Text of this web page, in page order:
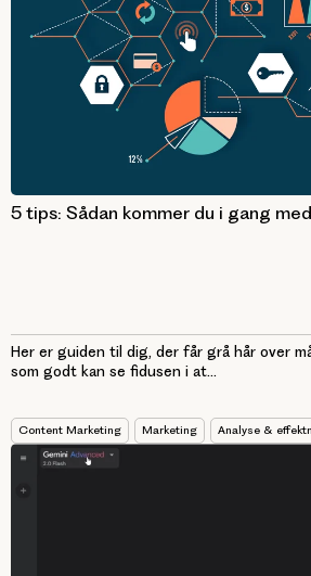
5 tips: Sådan kommer du i gang
Her er guiden til dig, der får grå hår over
som godt kan se fidusen i at...
Content Marketing Marketing Analyse &